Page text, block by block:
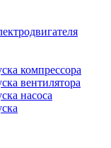
компрессора
вентилятора
насоса